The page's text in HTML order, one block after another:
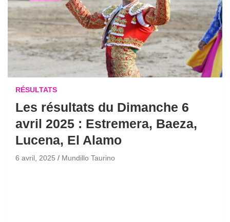
RÉSULTATS
Les résultats du Dimanche 6
avril 2025 : Estremera, Baeza,
Lucena, El Alamo
6 avril, 2025 Mundillo Taurino